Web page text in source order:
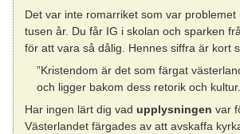
Det var inte romarriket som var problemet
tusen år. Du får IG i skolan och sparken
för att vara så dålig. Hennes siffra är kort
”Kristendom är det som färgat
och ligger bakom dess retorik och
Har ingen lärt dig vadupplysningen var
Västerlandet färgades av att avskaffa